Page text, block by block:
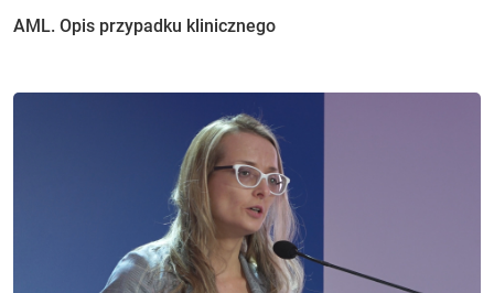
AML. Opis przypadku klinicznego